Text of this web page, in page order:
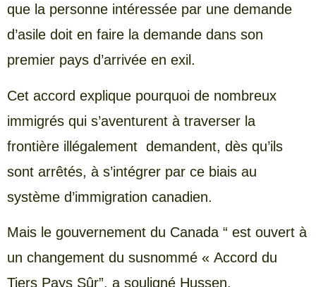
que la personne intéressée par une demande
d’asile doit en faire la demande dans son
premier pays d’arrivée en exil.
Cet accord explique pourquoi de nombreux
immigrés qui s’aventurent à traverser la
frontière illégalement demandent, dès qu’ils
sont arrêtés, à s’intégrer par ce biais au
système d’immigration canadien.
Mais le gouvernement du Canada “ est ouvert à
un changement du susnommé « Accord du
Tiers Pays Sûr”, a souligné Hussen.